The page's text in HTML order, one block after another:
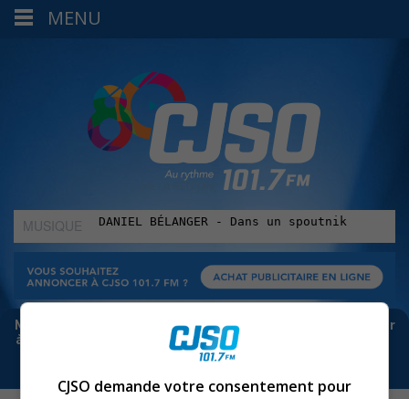
MUSIQUE
:
Meta bloque les infos sur Facebook. Pour ne rien manquer
à Sorel-Tracy et la région, abonne-toi à notre infolettre :
MENU
CJSO demande votre consentement pour